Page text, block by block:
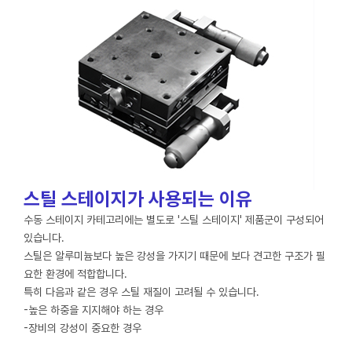
스틸 스테이지가 사용되는 이유
수동 스테이지 카테고리에는 별도로 '스틸 스테이지' 제품군이 구성되어
있습니다.
스틸은 알루미늄보다 높은 강성을 가지기 때문에 보다 견고한 구조가 필
요한 환경에 적합합니다.
특히 다음과 같은 경우 스틸 재질이 고려될 수 있습니다.
-높은 하중을 지지해야 하는 경우
-장비의 강성이 중요한 경우